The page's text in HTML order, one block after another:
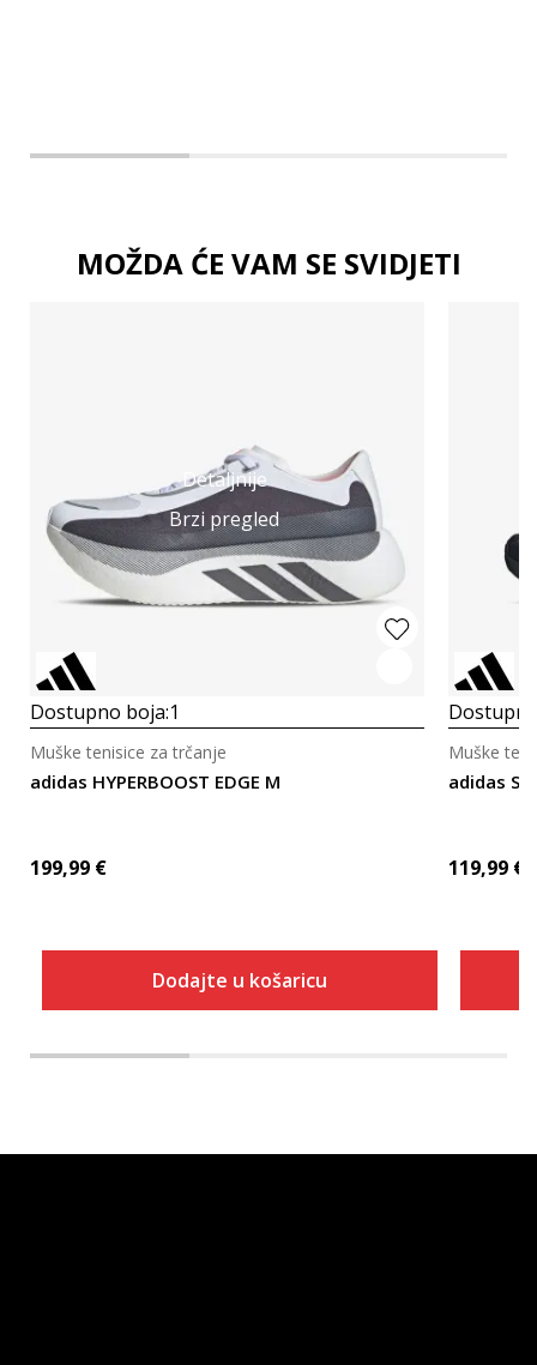
MOŽDA ĆE VAM SE SVIDJETI
Detaljnije
Brzi pregled
Dostupno boja:1
adidas HYPERBOOST EDGE M
Muške tenisice za trčanje
199,99 €
Dodajte u košaricu
adidas
Muške
119,99 €